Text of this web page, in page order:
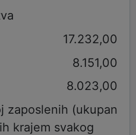
17.232,00
8.151,00
8.023,00
zaposlenih (ukupan
krajem svakog